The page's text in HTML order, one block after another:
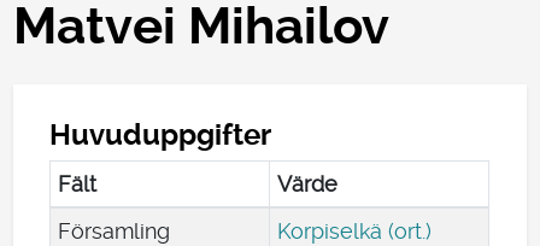
Matvei Mihailov
Huvuduppgifter
Fält
Värde
Församling
Korpiselkä (ort.)